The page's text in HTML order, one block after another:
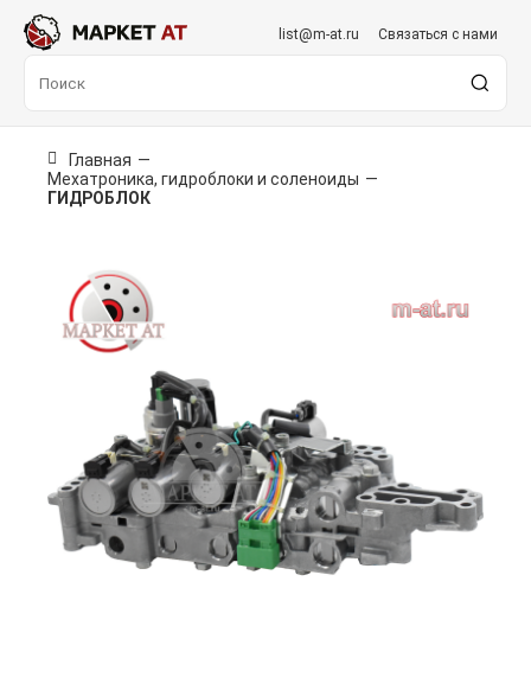
list@m-at.ru Связаться с нами
Главная —
Мехатроника, гидроблоки и соленоиды —
ГИДРОБЛОК